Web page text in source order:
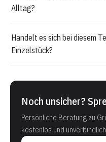
Alltag?
Handelt es sich bei diesem
Einzelstück?
Noch unsicher?
Persönliche Beratung zu
kostenlos und unverbindlich.